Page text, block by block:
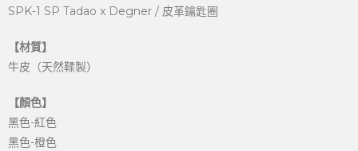
SPK-1 SP Tadao x Degner / 皮革鑰匙圈
【材質】
牛皮（天然鞣製）
【顏色】
黑色-紅色
黑色-橙色